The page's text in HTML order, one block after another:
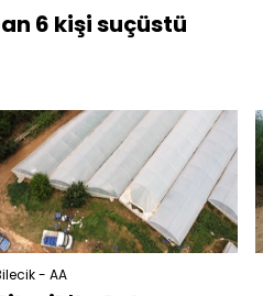
6 kişi suçüstü
- AA